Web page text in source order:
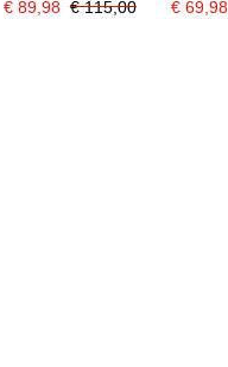
€ 89,98 € 115,00 € 69,98